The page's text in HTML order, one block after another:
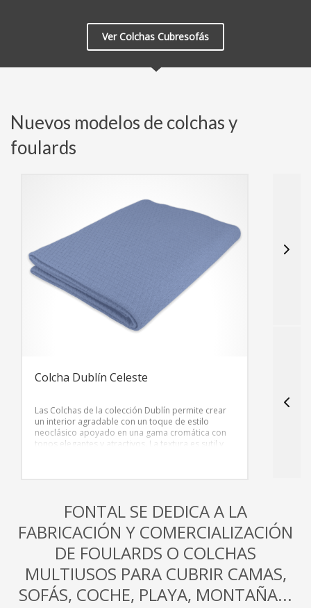
Ver Colchas Cubresofás
Nuevos modelos de colchas y
foulards
Colcha Dublín Celeste
Las Colchas de la colección Dublín permite crear
un interior agradable con un toque de estilo
neoclásico apoyado en una gama cromática con
tonos elegantes y atractivos. La textura es sutil y
FONTAL SE DEDICA A LA
FABRICACIÓN Y COMERCIALIZACIÓN
DE FOULARDS O COLCHAS
MULTIUSOS PARA CUBRIR CAMAS,
SOFÁS, COCHE, PLAYA, MONTAÑA...